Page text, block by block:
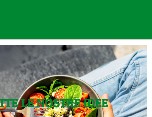
LE NOSTRE IDEE